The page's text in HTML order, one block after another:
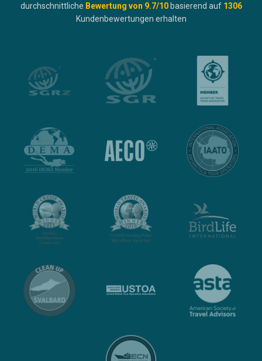
durchschnittliche Bewertung von 9.7/10 basierend auf 1306
Kundenbewertungen erhalten